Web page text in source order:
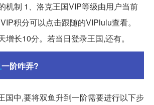
机制 1、洛克王国VIP等级由用户当前
积分可以点击跟随的VIPlulu查看。
增长10分。若当日登录王国,还有。
一阶咋弄?
国中,要将双鱼升到一阶需要进行以下步